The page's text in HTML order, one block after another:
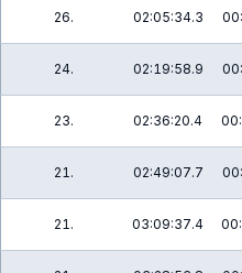
26. 02:05:34.3
24. 02:19:58.9
23. 02:36:20.4
21. 02:49:07.7
21. 03:09:37.4